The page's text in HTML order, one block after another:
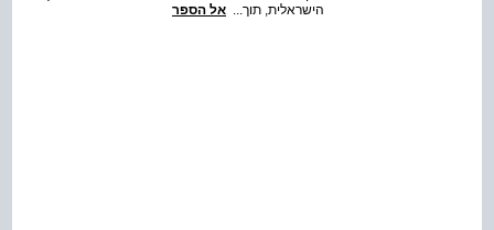
הישראלית, תוך... אל הספר